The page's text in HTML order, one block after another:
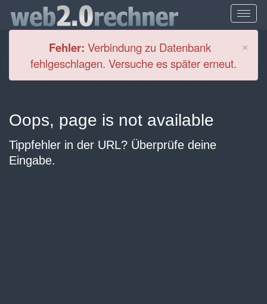
×
Fehler: Verbindung zu Datenbank
fehlgeschlagen. Versuche es später erneut.
Oops, page is not available
Tippfehler in der URL? Überprüfe deine
Eingabe.